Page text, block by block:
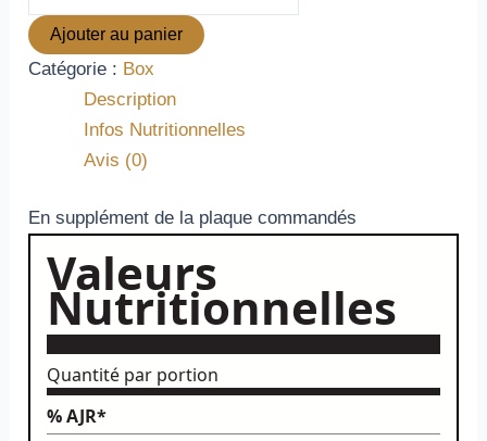
Ajouter au panier
Catégorie : Box
Description
Infos Nutritionnelles
Avis (0)
En supplément de la plaque commandés
Valeurs
Nutritionnelles
Quantité par portion
% AJR*